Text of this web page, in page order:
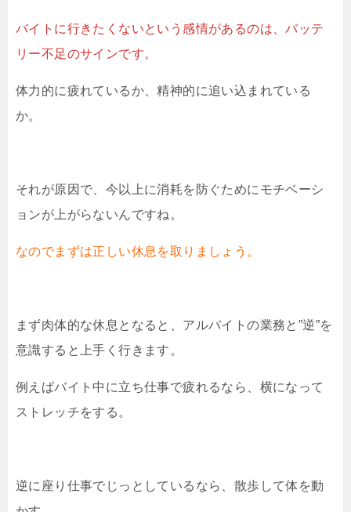
バイトに行きたくないという感情があるのは、バッテ
リー不足のサインです。
体力的に疲れているか、精神的に追い込まれている
か。
それが原因で、今以上に消耗を防ぐためにモチベーシ
ョンが上がらないんですね。
なのでまずは正しい休息を取りましょう。
まず肉体的な休息となると、アルバイトの業務と”逆”を
意識すると上手く行きます。
例えばバイト中に立ち仕事で疲れるなら、横になって
ストレッチをする。
逆に座り仕事でじっとしているなら、散歩して体を動